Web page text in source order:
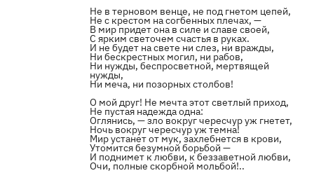
Не в терновом венце, не под гнетом цепей,
Не с крестом на согбенных плечах, —
В мир придет она в силе и славе своей,
С ярким светочем счастья в руках.
И не будет на свете ни слез, ни вражды,
Ни бескрестных могил, ни рабов,
Ни нужды, беспросветной, мертвящей
нужды,
Ни меча, ни позорных столбов!
О мой друг! Не мечта этот светлый приход,
Не пустая надежда одна:
Оглянись, — зло вокруг чересчур уж гнетет,
Ночь вокруг чересчур уж темна!
Мир устанет от мук, захлебнется в крови,
Утомится безумной борьбой —
И поднимет к любви, к беззаветной любви,
Очи, полные скорбной мольбой!..